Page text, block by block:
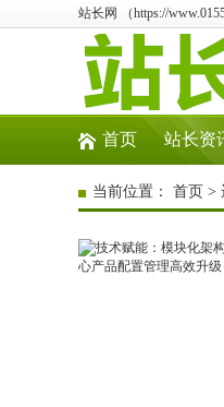
站长网 （https://
首页 站长资
当前位置： 首页 >